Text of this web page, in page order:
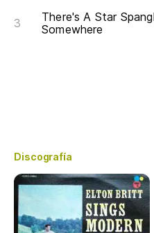
There's A Star
Somewhere
Discografía